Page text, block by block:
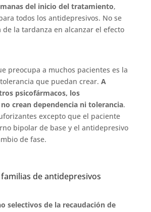
del inicio del tratamiento,
todos los antidepresivos. No se
de la tardanza en alcanzar el efecto
preocupa a muchos pacientes es la
que puedan crear. A
psicofármacos, los
crean dependencia ni tolerancia.
excepto que el paciente
bipolar de base y el antidepresivo
de fase.
de antidepresivos
selectivos de la recaudación de